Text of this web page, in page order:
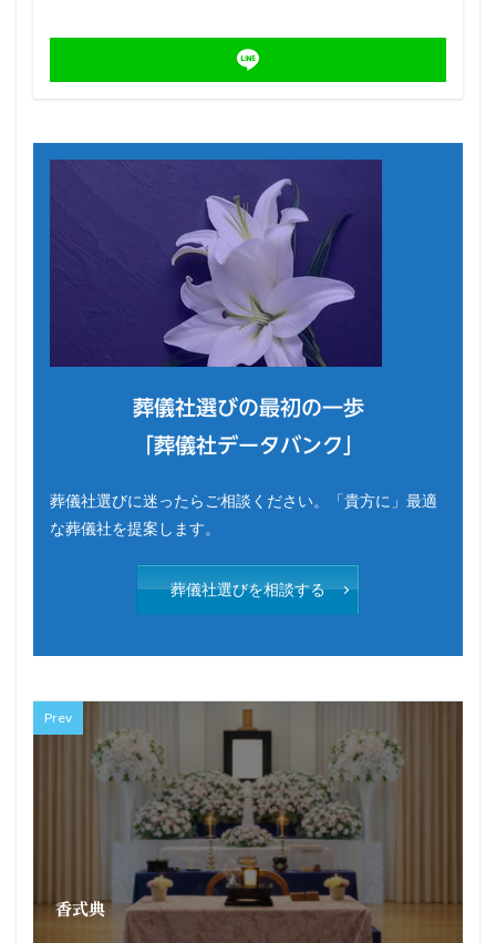
葬儀社選びの最初の一歩
「葬儀社データバンク」
葬儀社選びに迷ったらご相談ください。「貴方に」最適
な葬儀社を提案します。
葬儀社選びを相談する
Prev
香式典